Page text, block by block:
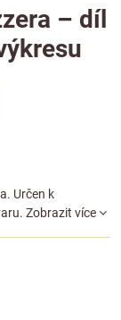
– díl
Určen k
Zobrazit více